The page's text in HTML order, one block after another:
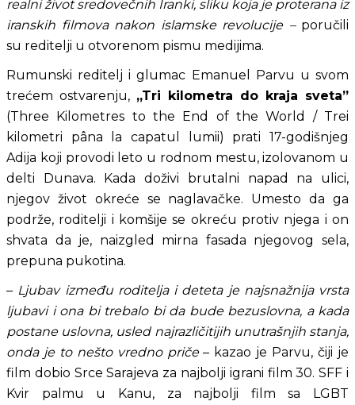
realni život sredovečnih Iranki, sliku koja je proterana iz
iranskih filmova nakon islamske revolucije – poručili
su reditelji u otvorenom pismu medijima.
Rumunski reditelj i glumac Emanuel Parvu u svom
trećem ostvarenju, „Tri kilometra do kraja sveta”
(Three Kilometres to the End of the World / Trei
kilometri pâna la capatul lumii) prati 17-godišnjeg
Adija koji provodi leto u rodnom mestu, izolovanom u
delti Dunava. Kada doživi brutalni napad na ulici,
njegov život okreće se naglavačke. Umesto da ga
podrže, roditelji i komšije se okreću protiv njega i on
shvata da je, naizgled mirna fasada njegovog sela,
prepuna pukotina.
– Ljubav između roditelja i deteta je najsnažnija vrsta
ljubavi i ona bi trebalo bi da bude bezuslovna, a kada
postane uslovna, usled najrazličitijih unutrašnjih stanja,
onda je to nešto vredno priče – kazao je Parvu, čiji je
film dobio Srce Sarajeva za najbolji igrani film 30. SFF i
Kvir palmu u Kanu, za najbolji film sa LGBT